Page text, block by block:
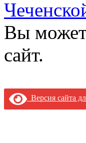
Вы
сайт.
Версия сайта